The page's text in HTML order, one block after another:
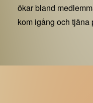
ökar bland
kom igång och tjäna